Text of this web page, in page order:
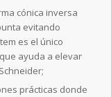
cónica inversa
evitando
es el único
ayuda a elevar
prácticas donde